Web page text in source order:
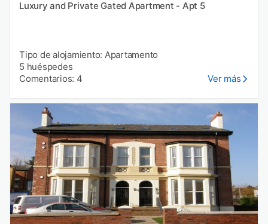
Luxury and Private Gated Apartment - Apt 5
Tipo de alojamiento: Apartamento
5 huéspedes
Comentarios: 4
Ver más